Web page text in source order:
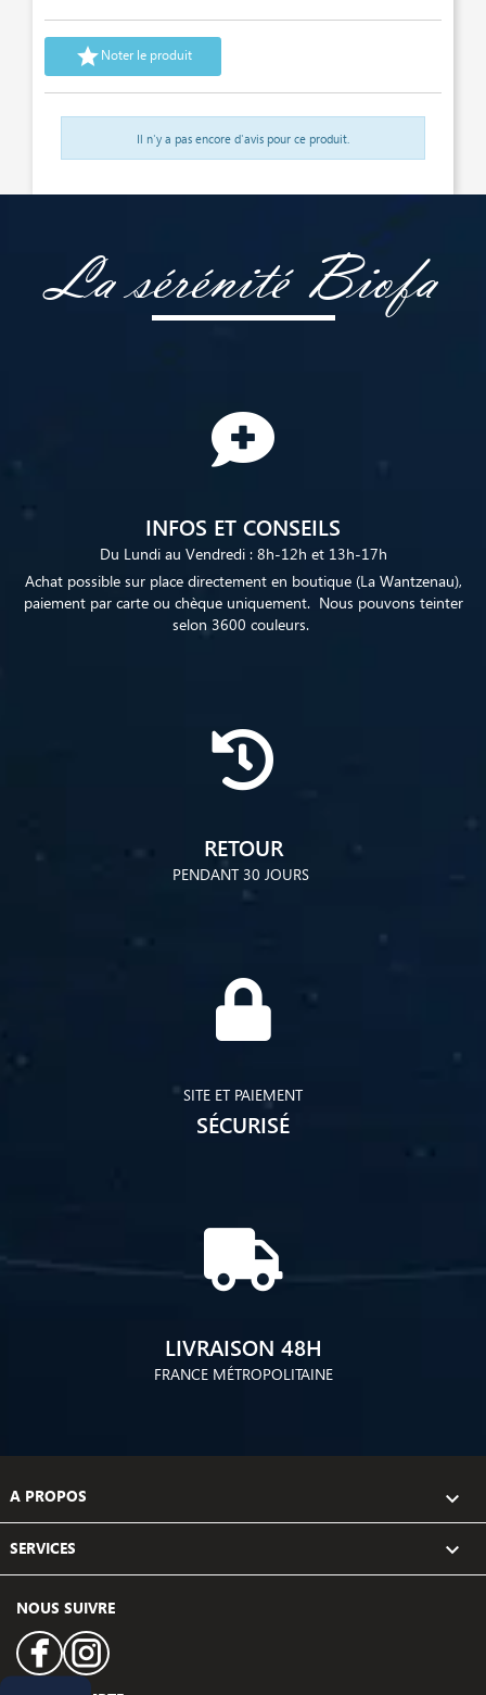
Noter le produit
Il n'y a pas encore d'avis pour ce produit.
La sérénité Biofa
INFOS ET CONSEILS
Du Lundi au Vendredi : 8h-12h et 13h-17h
Achat possible sur place directement en boutique (La Wantzenau),
paiement par carte ou chèque uniquement. Nous pouvons teinter
selon 3600 couleurs.
RETOUR
PENDANT 30 JOURS
SITE ET PAIEMENT
SÉCURISÉ
LIVRAISON 48H
FRANCE MÉTROPOLITAINE
A PROPOS 
SERVICES 
NOUS SUIVRE
FacebookInstagram